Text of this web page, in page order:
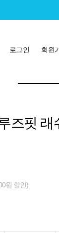
회원
로그인
즈핏 래
원 할인)